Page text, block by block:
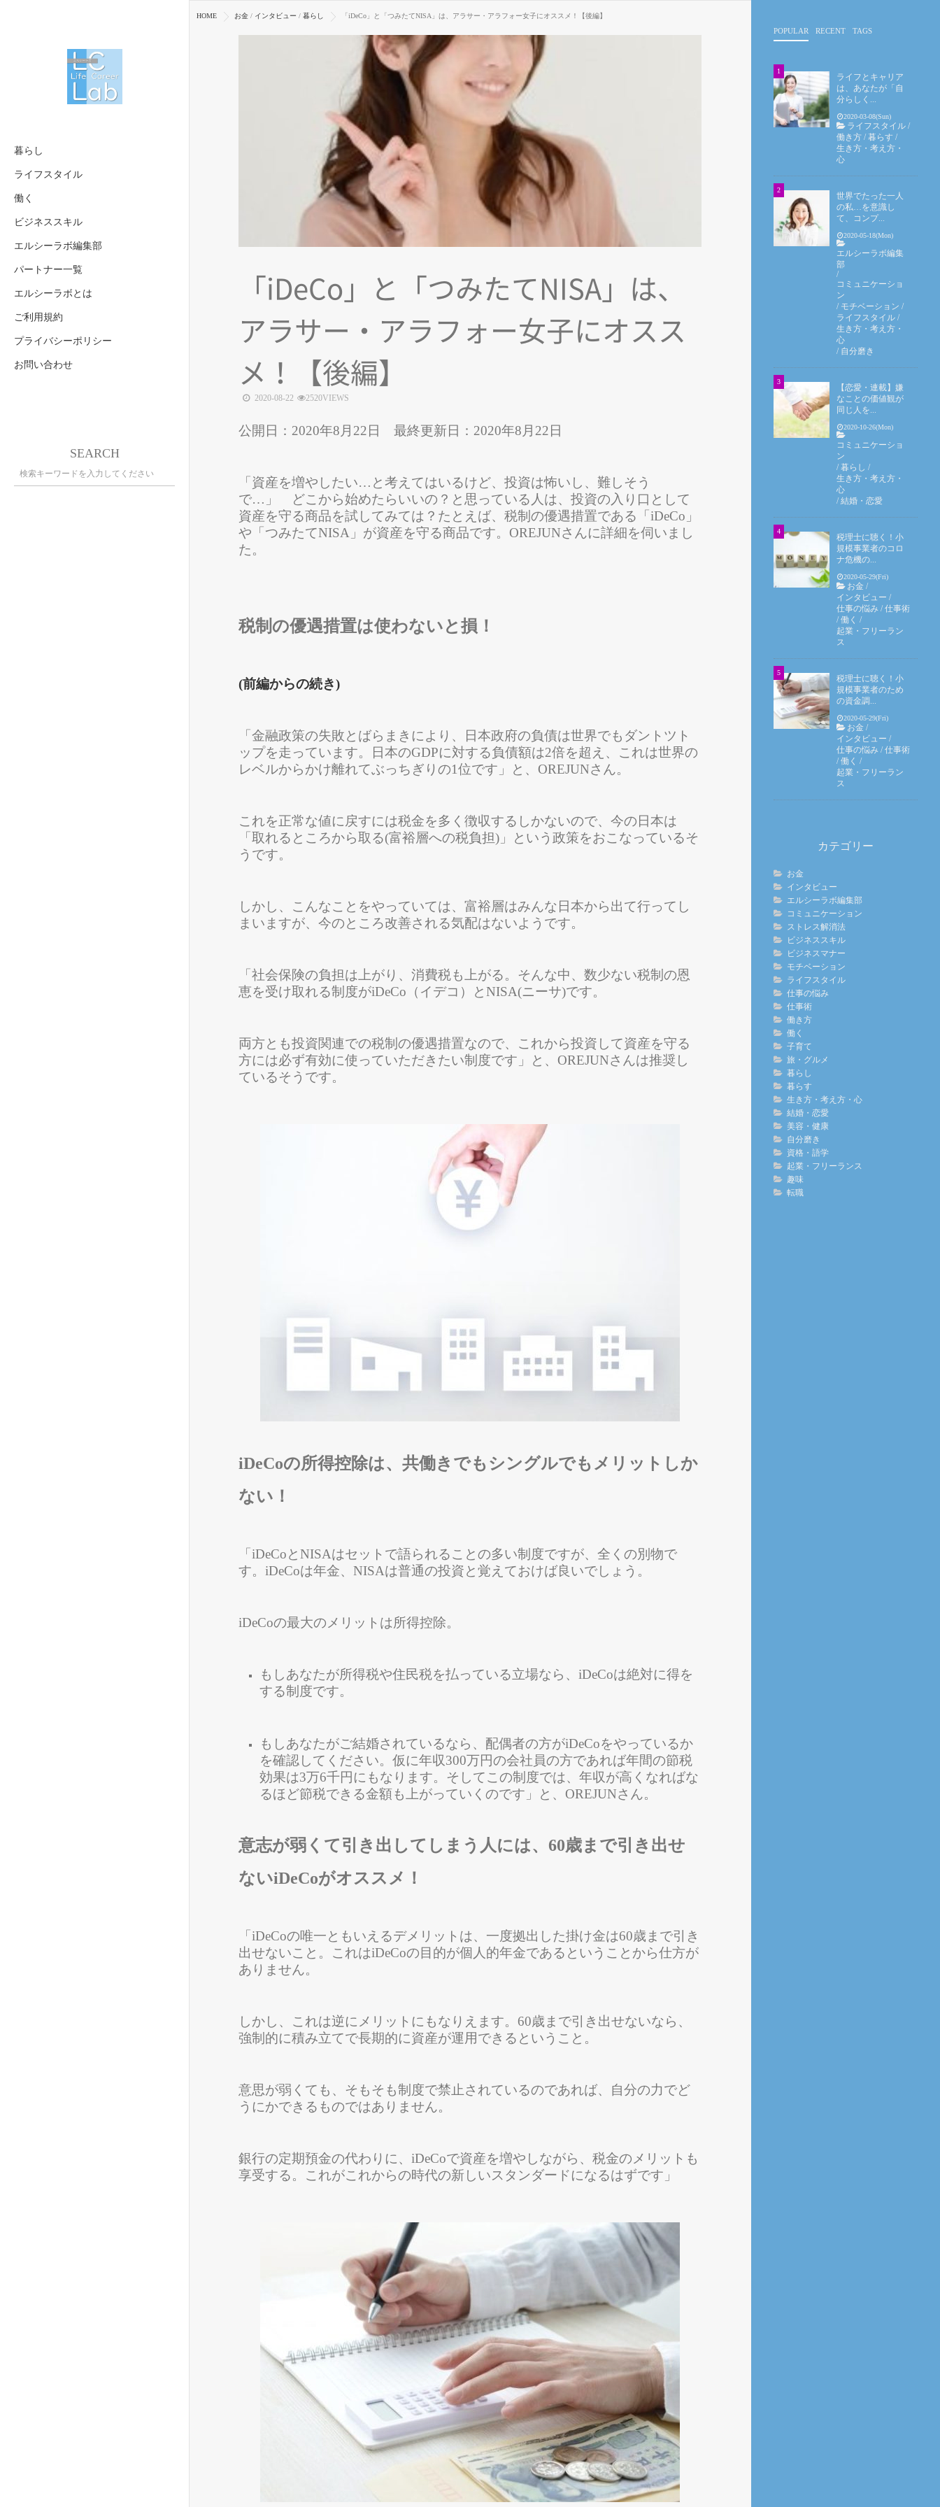
暮らし
ライフスタイル
働く
ビジネススキル
エルシーラボ編集部
パートナー一覧
エルシーラボとは
ご利用規約
プライバシーポリシー
お問い合わせ
SEARCH
HOME お金 / インタビュー / 暮らし 「iDeCo」と「つみたてNISA」は、アラサー・アラフォー女子にオススメ！【後編】
「iDeCo」と「つみたてNISA」は、
アラサー・アラフォー女子にオスス
メ！【後編】
2020-08-22 2520VIEWS
公開日：2020年8月22日 最終更新日：2020年8月22日
「資産を増やしたい…と考えてはいるけど、投資は怖いし、難しそう
で…」 どこから始めたらいいの？と思っている人は、投資の入り口として
資産を守る商品を試してみては？たとえば、税制の優遇措置である「iDeCo」
や「つみたてNISA」が資産を守る商品です。OREJUNさんに詳細を伺いまし
た。
税制の優遇措置は使わないと損！
(前編からの続き)
「金融政策の失敗とばらまきにより、日本政府の負債は世界でもダントツト
ップを走っています。日本のGDPに対する負債額は2倍を超え、これは世界の
レベルからかけ離れてぶっちぎりの1位です」と、OREJUNさん。
これを正常な値に戻すには税金を多く徴収するしかないので、今の日本は
「取れるところから取る(富裕層への税負担)」という政策をおこなっているそ
うです。
しかし、こんなことをやっていては、富裕層はみんな日本から出て行ってし
まいますが、今のところ改善される気配はないようです。
「社会保険の負担は上がり、消費税も上がる。そんな中、数少ない税制の恩
恵を受け取れる制度がiDeCo（イデコ）とNISA(ニーサ)です。
両方とも投資関連での税制の優遇措置なので、これから投資して資産を守る
方には必ず有効に使っていただきたい制度です」と、OREJUNさんは推奨し
ているそうです。
iDeCoの所得控除は、共働きでもシングルでもメリットしか
ない！
「iDeCoとNISAはセットで語られることの多い制度ですが、全くの別物で
す。iDeCoは年金、NISAは普通の投資と覚えておけば良いでしょう。
iDeCoの最大のメリットは所得控除。
もしあなたが所得税や住民税を払っている立場なら、iDeCoは絶対に得を
する制度です。
もしあなたがご結婚されているなら、配偶者の方がiDeCoをやっているか
を確認してください。仮に年収300万円の会社員の方であれば年間の節税
効果は3万6千円にもなります。そしてこの制度では、年収が高くなればな
るほど節税できる金額も上がっていくのです」と、OREJUNさん。
意志が弱くて引き出してしまう人には、60歳まで引き出せ
ないiDeCoがオススメ！
「iDeCoの唯一ともいえるデメリットは、一度拠出した掛け金は60歳まで引き
出せないこと。これはiDeCoの目的が個人的年金であるということから仕方が
ありません。
しかし、これは逆にメリットにもなりえます。60歳まで引き出せないなら、
強制的に積み立てで長期的に資産が運用できるということ。
意思が弱くても、そもそも制度で禁止されているのであれば、自分の力でど
うにかできるものではありません。
銀行の定期預金の代わりに、iDeCoで資産を増やしながら、税金のメリットも
享受する。これがこれからの時代の新しいスタンダードになるはずです」
POPULAR RECENT TAGS
ライフとキャリア
は、あなたが「自
分らしく...
2020-03-08(Sun)
ライフスタイル /
働き方 /暮らす /
生き方・考え方・
心
世界でたった一人
の私…を意識し
て、コンプ...
2020-05-18(Mon)
エルシーラボ編集
部
/
コミュニケーショ
ン
/ モチベーション /
ライフスタイル /
生き方・考え方・
心
/ 自分磨き
【恋愛・連載】嫌
なことの価値観が
同じ人を...
2020-10-26(Mon)
コミュニケーショ
ン
/暮らし /
生き方・考え方・
心
/結婚・恋愛
税理士に聴く！小
規模事業者のコロ
ナ危機の...
2020-05-29(Fri)
お金 /
インタビュー /
仕事の悩み /仕事術
/働く /
起業・フリーラン
ス
税理士に聴く！小
規模事業者のため
の資金調...
2020-05-29(Fri)
お金 /
インタビュー /
仕事の悩み /仕事術
/働く /
起業・フリーラン
ス
カテゴリー
お金
インタビュー
エルシーラボ編集部
コミュニケーション
ストレス解消法
ビジネススキル
ビジネスマナー
モチベーション
ライフスタイル
仕事の悩み
仕事術
働き方
働く
子育て
旅・グルメ
暮らし
暮らす
生き方・考え方・心
結婚・恋愛
美容・健康
自分磨き
資格・語学
起業・フリーランス
趣味
転職